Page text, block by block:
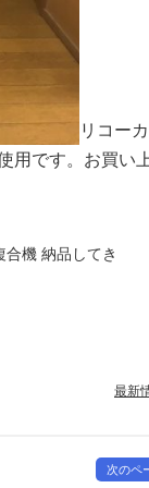
リコー
用です。お買い
合機 納品してき
最新
次のペ